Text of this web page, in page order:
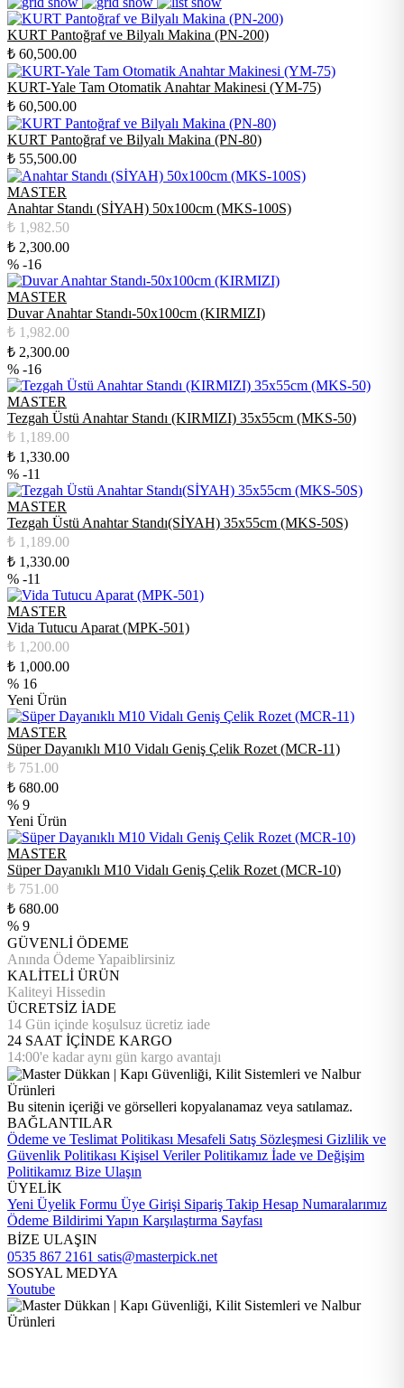
KURT Pantoğraf ve Bilyalı Makina (PN-200)
₺ 60,500.00
KURT-Yale Tam Otomatik Anahtar Makinesi (YM-75)
₺ 60,500.00
KURT Pantoğraf ve Bilyalı Makina (PN-80)
₺ 55,500.00
MASTER
Anahtar Standı (SİYAH) 50x100cm (MKS-100S)
₺ 1,982.50
₺ 2,300.00
% -16
MASTER
Duvar Anahtar Standı-50x100cm (KIRMIZI)
₺ 1,982.00
₺ 2,300.00
% -16
MASTER
Tezgah Üstü Anahtar Standı (KIRMIZI) 35x55cm (MKS-50)
₺ 1,189.00
₺ 1,330.00
% -11
MASTER
Tezgah Üstü Anahtar Standı(SİYAH) 35x55cm (MKS-50S)
₺ 1,189.00
₺ 1,330.00
% -11
MASTER
Vida Tutucu Aparat (MPK-501)
₺ 1,200.00
₺ 1,000.00
% 16
Yeni Ürün
MASTER
Süper Dayanıklı M10 Vidalı Geniş Çelik Rozet (MCR-11)
₺ 751.00
₺ 680.00
% 9
Yeni Ürün
MASTER
Süper Dayanıklı M10 Vidalı Geniş Çelik Rozet (MCR-10)
₺ 751.00
₺ 680.00
% 9
GÜVENLİ ÖDEME
Anında Ödeme Yapaiblirsiniz
KALİTELİ ÜRÜN
Kaliteyi Hissedin
ÜCRETSİZ İADE
14 Gün içinde koşulsuz ücretiz iade
24 SAAT İÇİNDE KARGO
14:00'e kadar aynı gün kargo avantajı
Bu sitenin içeriği ve görselleri kopyalanamaz veya satılamaz.
BAĞLANTILAR
Ödeme ve Teslimat Politikası Mesafeli Satış Sözleşmesi Gizlilik ve
Güvenlik Politikası Kişisel Veriler Politikamız İade ve Değişim
Politikamız Bize Ulaşın
ÜYELİK
Yeni Üyelik Formu Üye Girişi Sipariş Takip Hesap Numaralarımız
Ödeme Bildirimi Yapın Karşılaştırma Sayfası
BİZE ULAŞIN
0535 867 2161 satis@masterpick.net
SOSYAL MEDYA
Youtube